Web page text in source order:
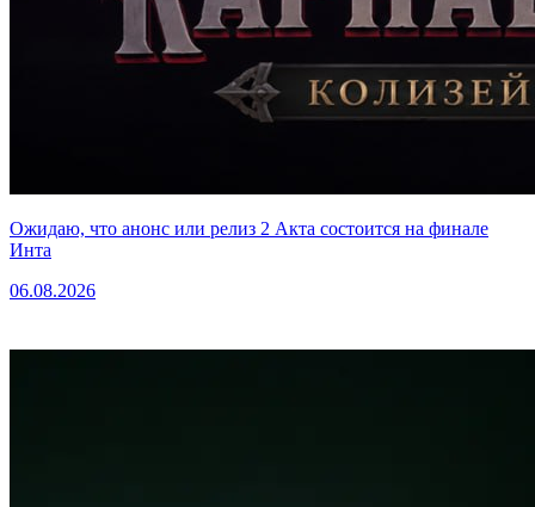
Ожидаю, что анонс или релиз 2 Акта состоится на финале
Инта
06.08.2026